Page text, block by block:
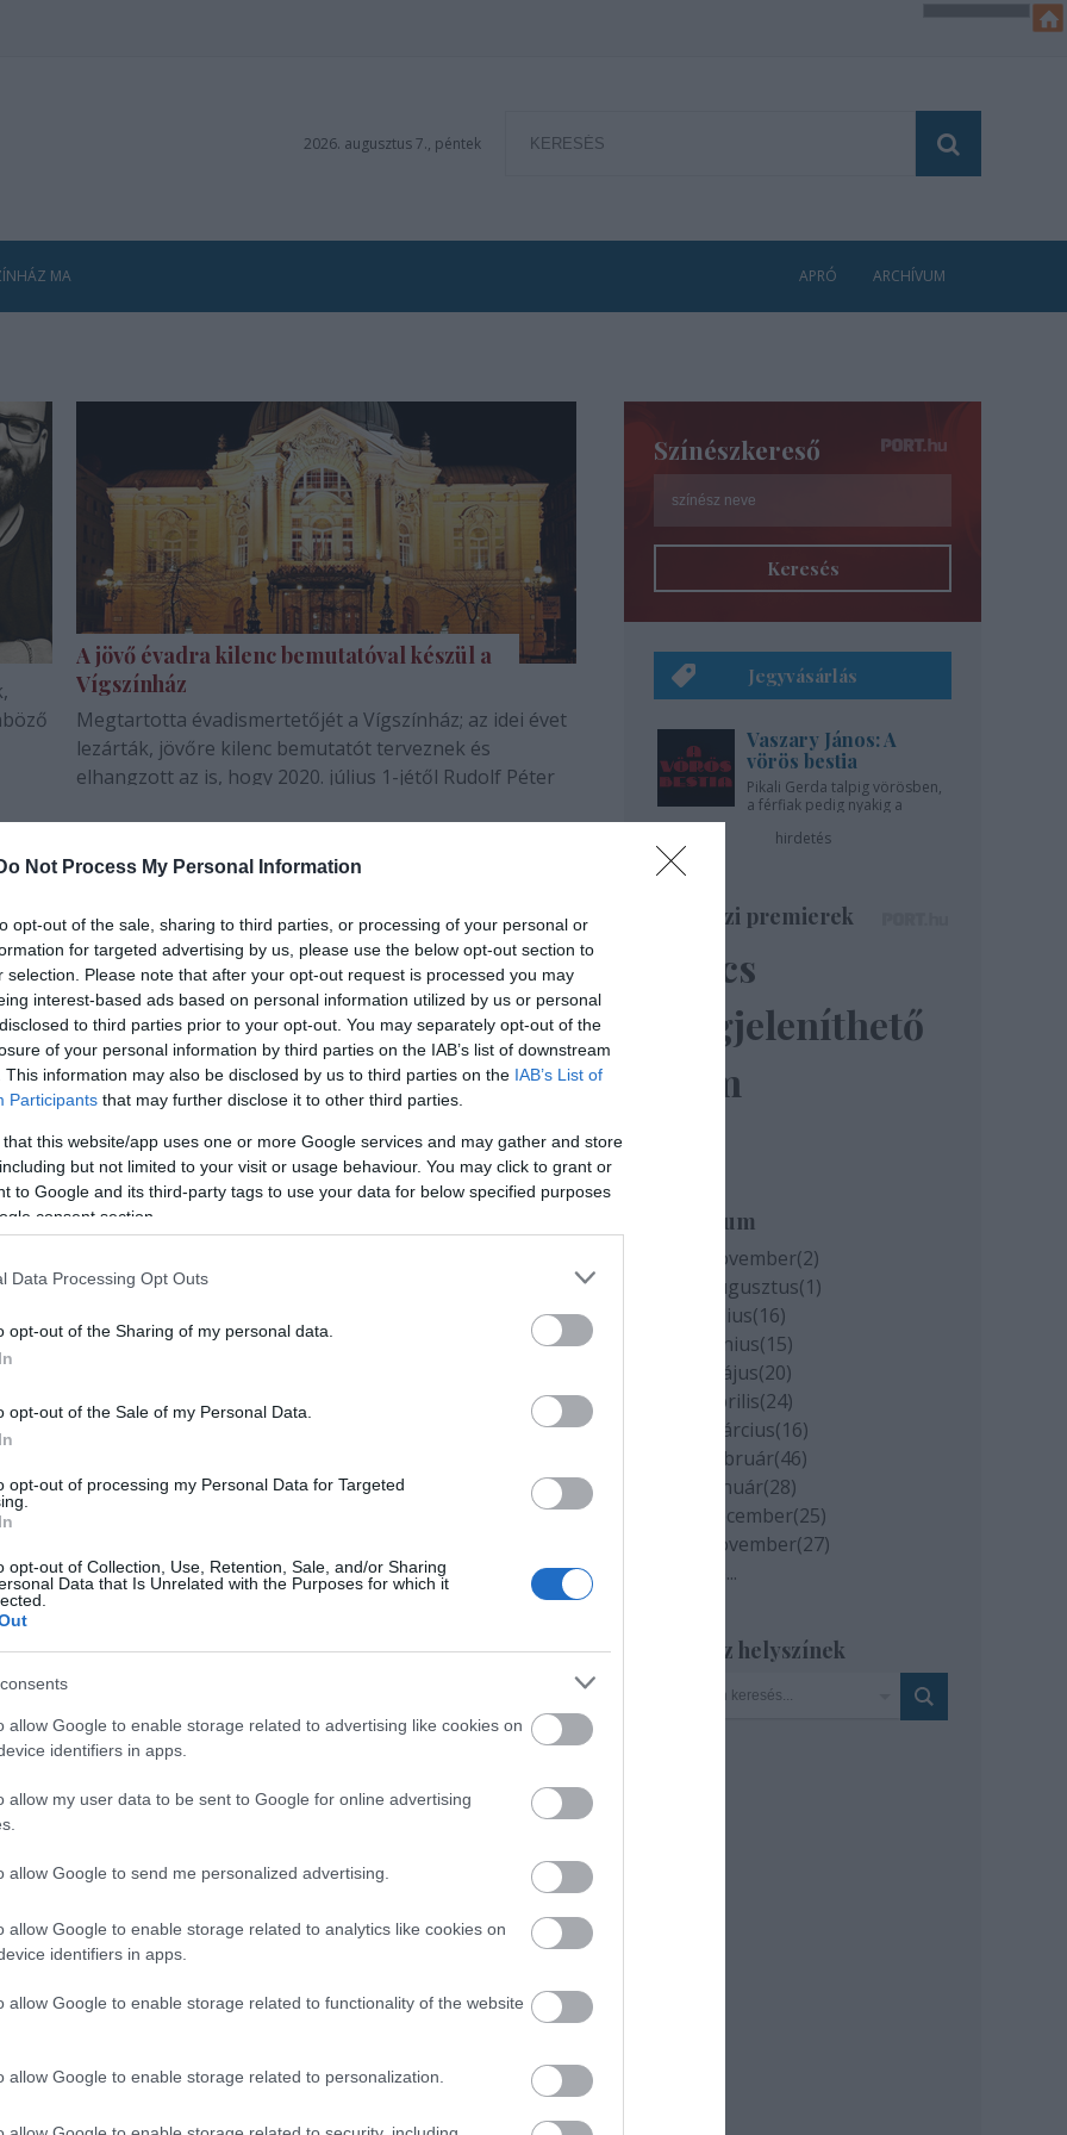
Not Process My Personal Information
opt-out of the sale, sharing to third parties, or processing of your personal or
for targeted advertising by us, please use the below opt-out section to
selection. Please note that after your opt-out request is processed you may
interest-based ads based on personal information utilized by us or personal
to third parties prior to your opt-out. You may separately opt-out of the
of your personal information by third parties on the IAB’s list of downstream
This information may also be disclosed by us to third parties on the IAB’s List of
Participants that may further disclose it to other third parties.
that this website/app uses one or more Google services and may gather and store
but not limited to your visit or usage behaviour. You may click to grant or
to Google and its third-party tags to use your data for below specified purposes
consent section.
Data Processing Opt Outs
opt-out of the Sharing of my personal data.
opt-out of the Sale of my Personal Data.
opt-out of processing my Personal Data for Targeted
opt-out of Collection, Use, Retention, Sale, and/or Sharing
Data that Is Unrelated with the Purposes for which it
allow Google to enable storage related to advertising like cookies on
identifiers in apps.
allow my user data to be sent to Google for online advertising
allow Google to send me personalized advertising.
allow Google to enable storage related to analytics like cookies on
identifiers in apps.
allow Google to enable storage related to functionality of the website
allow Google to enable storage related to personalization.
2026. augusztus 7., péntek
MA APRÓ ARCHÍVUM
A jövő évadra kilenc bemutatóval készül a
Vígszínház
Megtartotta évadismertetőjét a Vígszínház; az idei évet
lezárták, jövőre kilenc bemutatót terveznek és
elhangzott az is, hogy 2020. július 1-jétől Rudolf Péter
Vecsei H. Miklós: „Tudok nem jó ember
lenni”
A fiatal színházcsináló hosszan és nyíltan beszélt
önmagáról, a színházhoz és Marton Lászlóhoz fűződő
viszonyáról is a Fuhu.hu-n.
Vecsei H. Miklós lesérült, elmaradnak
Több helyen elszakadt a vádlija, de „nincs nagy baj” –
a
Ifj. Vidnyánszky Attila A félkegyelműt állítja színpadra a
Pesti Színházban, Michal Dočekal pedig egy Feydeau
Színészkereső
Keresés
Jegyvásárlás
Vaszary János: A
vörös bestia
Pikali Gerda talpig vörösben,
a férfiak pedig nyakig a
hirdetés
Színházi premierek
Nincs
megjeleníthető
elem
Archívum
2020 november(2)
2020 augusztus(1)
2020 július(16)
2020 június(15)
2020 május(20)
2020 április(24)
2020 március(16)
2020 február(46)
2020 január(28)
2019 december(25)
2019 november(27)
...
Szinház helyszínek